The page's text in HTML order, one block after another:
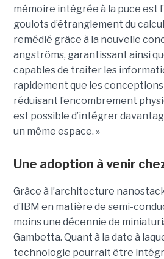
mémoire intégrée à la puce est
goulots d’étranglement du calcul
remédié grâce à la nouvelle
angströms, garantissant ainsi
capables de traiter les
rapidement que les
réduisant l’encombrement
est possible d’intégrer
un même espace. »
Une adoption à venir
Grâce à l’architecture
d’IBM en matière de semi-
moins une décennie de
Gambetta. Quant à la date à
technologie pourrait être